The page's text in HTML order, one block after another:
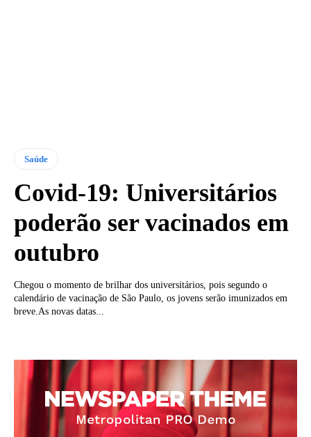
Saúde
Covid-19: Universitários
poderão ser vacinados em
outubro
Chegou o momento de brilhar dos universitários, pois segundo o
calendário de vacinação de São Paulo, os jovens serão imunizados em
breve.As novas datas...